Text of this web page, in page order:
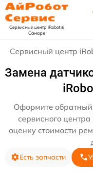
Сервисный центр iRobotв
Самаре
Сервисный центр
Замена
Оформите
сервисного
оценку стоимости
Есть запчасти